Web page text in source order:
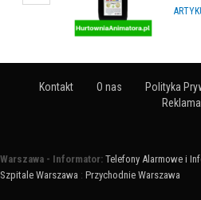
Kontakt O nas Polityka
Reklama
Warszawa - Informator: Telefony Alarmowe i
Szpitale Warszawa : Przychodnie Warszawa